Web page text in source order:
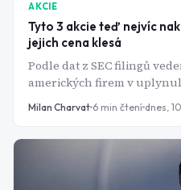
AKCIE
Tyto 3 akcie teď nejvíc
jejich cena klesá
Podle dat z SEC filingů
amerických firem v
vlastní akcie navzdory
bývá signálem důvěry, ale
Milan Charvat 6 min čtení dnes,